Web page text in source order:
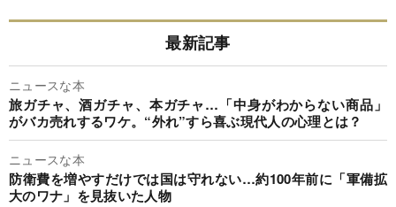
最新記事
ニュースな本
旅ガチャ、酒ガチャ、本ガチャ…「中身がわからない商品」
がバカ売れするワケ。“外れ”すら喜ぶ現代人の心理とは？
ニュースな本
防衛費を増やすだけでは国は守れない…約100年前に「軍備拡
大のワナ」を見抜いた人物